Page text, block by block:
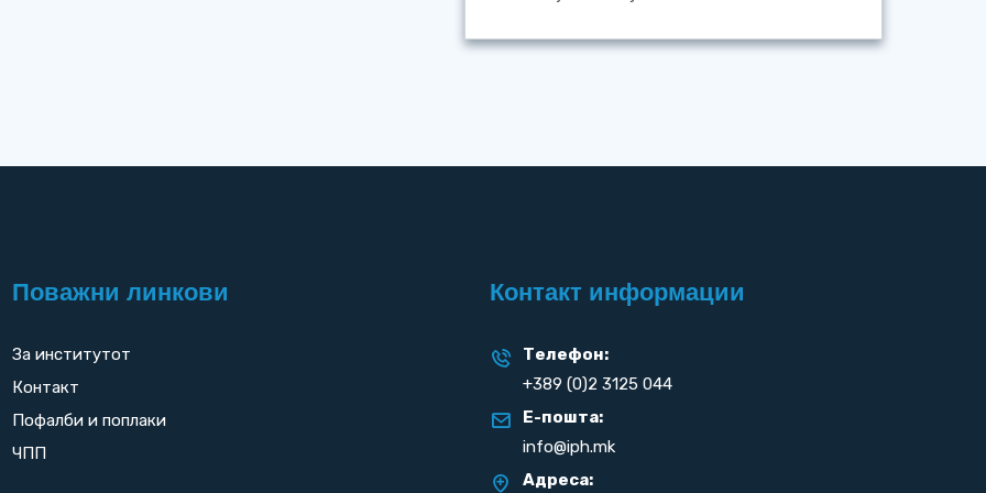
Поважни линкови
За институтот
Контакт
Пофалби и поплаки
ЧПП
Контакт информации
Телефон:
+389 (0)2 3125 044
Е-пошта:
info@iph.mk
Адреса: